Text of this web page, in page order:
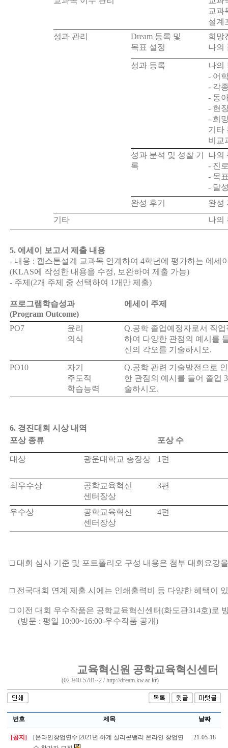
교과
설계
성과 관리
Dream 등록 및
목표 설정
희망
나의
성과 등록
나의
- 어
- 각
- 동
- 현
- 희
기타
비교
성과 분석 및 성찰 기
록
나의
- 진
- 목
- 달
완성 후기
완성
기타
나의
5. 에세이 보고서 제출 내용
- 내용 : 캡스톤설계 교과목 연계하여 4학년에 평가하는 에세
(KLAS에 작성한 내용을 수정, 보완하여 제출 가능)
- 주제 (2개 주제 중 선택하여 1 개만 제출)
프로그램학습성과
(Program Outcome)
에세이 주제
PO7
윤리
의식
Q.공학 졸업예정자로서 직업
하여 다양한 관점의 예시를
신의 각오를 기술하시오.
PO10
자기
주도적
학습능력
Q.공학 관련 기술발전으로
한 관점의 예시를 들어 졸업 3
술하시오.
6. 경진대회 시상 내역
포상 종류
포상 수
대상 광운대학교 총장상 1 편
최우수상
공학교육혁신
센터장상
3편
우수상
공학교육혁신
센터장상
4편
□ 대회 심사 기준 및 포트폴리오 구성 내용은 첨부 대회요강
□ 전국대회 연계 제출 시에는 인쇄출력비 등 다양한 혜택이
□ 이전 대회 우수작품은 공학교육혁신센터(화도관314호)로
(방문 : 평일 10:00~16:00-우수작품 공개)
교육혁신원 공학교육혁신센터
(02-940-5781~2 / http://dream.kw.ac.kr)
번호 제목 날짜
[공지]
[온라인창업연수]2021년 하계 실리콘밸리 온라인 창업연
21-05-18